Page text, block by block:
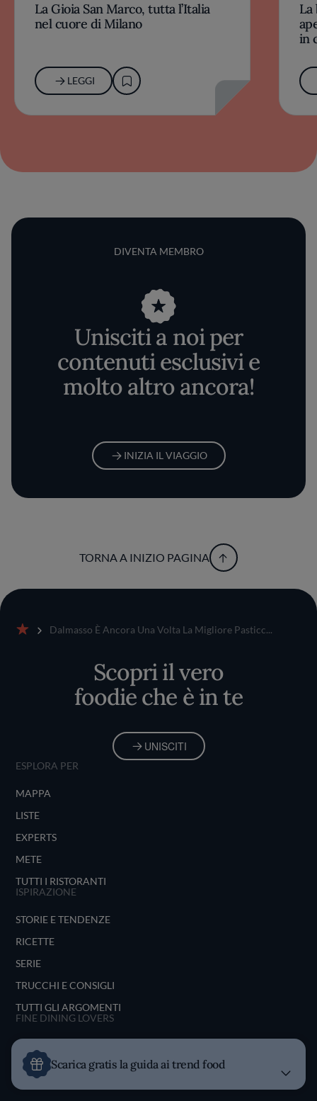
La Gioia San Marco, tutta l’Italia
nel cuore di Milano
LEGGI
La
in
DIVENTA MEMBRO
Unisciti a noi per
contenuti esclusivi e
molto altro ancora!
INIZIA IL VIAGGIO
TORNA A INIZIO PAGINA
Dalmasso È Ancora Una Volta La Migliore Pasticc...
Scopri il vero
foodie che è in te
UNISCITI
ESPLORA PER
MAPPA
LISTE
EXPERTS
METE
TUTTI I RISTORANTI
ISPIRAZIONE
STORIE E TENDENZE
RICETTE
SERIE
TRUCCHI E CONSIGLI
TUTTI GLI ARGOMENTI
FINE DINING LOVERS
CHI SIAMO
UNISCITI FDL
SEGUICI SU
Scarica gratis la guida ai trend food